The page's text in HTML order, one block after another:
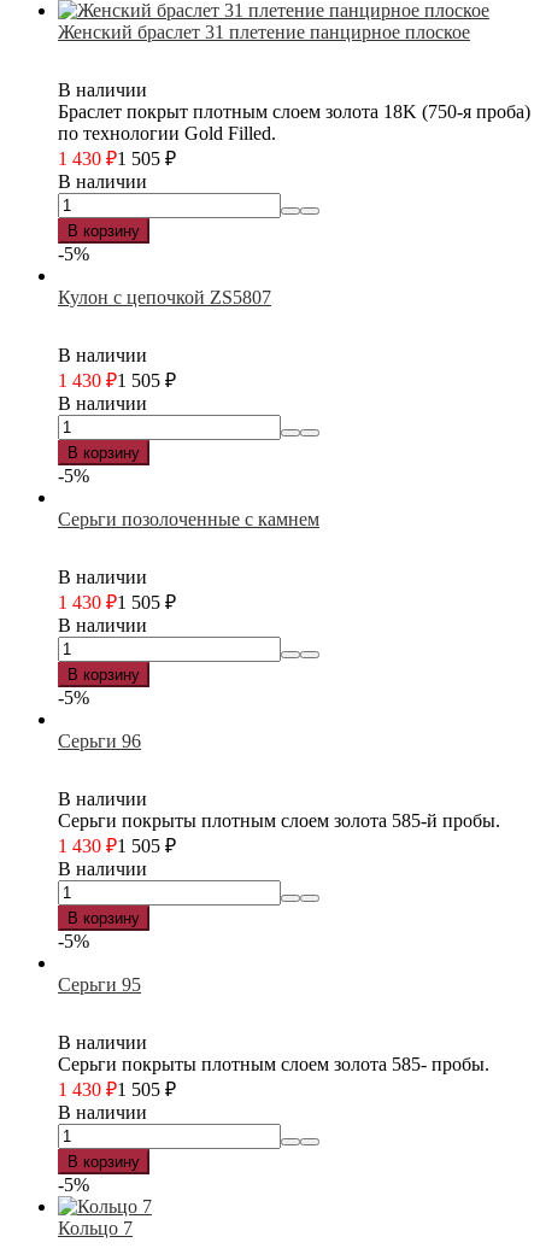
Женский браслет 31 плетение панцирное плоское
В наличии
Браслет покрыт плотным слоем золота 18K (750-я проба)
по технологии Gold Filled.
1 430 ₽1 505 ₽
В наличии
В корзину
-5%
Кулон с цепочкой ZS5807
В наличии
1 430 ₽1 505 ₽
В наличии
В корзину
-5%
Серьги позолоченные с камнем
В наличии
1 430 ₽1 505 ₽
В наличии
В корзину
-5%
Серьги 96
В наличии
Серьги покрыты плотным слоем золота 585-й пробы.
1 430 ₽1 505 ₽
В наличии
В корзину
-5%
Серьги 95
В наличии
Серьги покрыты плотным слоем золота 585- пробы.
1 430 ₽1 505 ₽
В наличии
В корзину
-5%
Кольцо 7